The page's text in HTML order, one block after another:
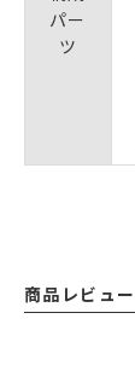
パー
ツ
商品レビュー